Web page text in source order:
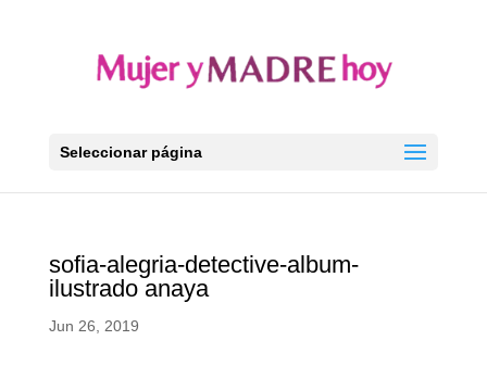
Seleccionar página
sofia-alegria-detective-album-
ilustrado anaya
Jun 26, 2019